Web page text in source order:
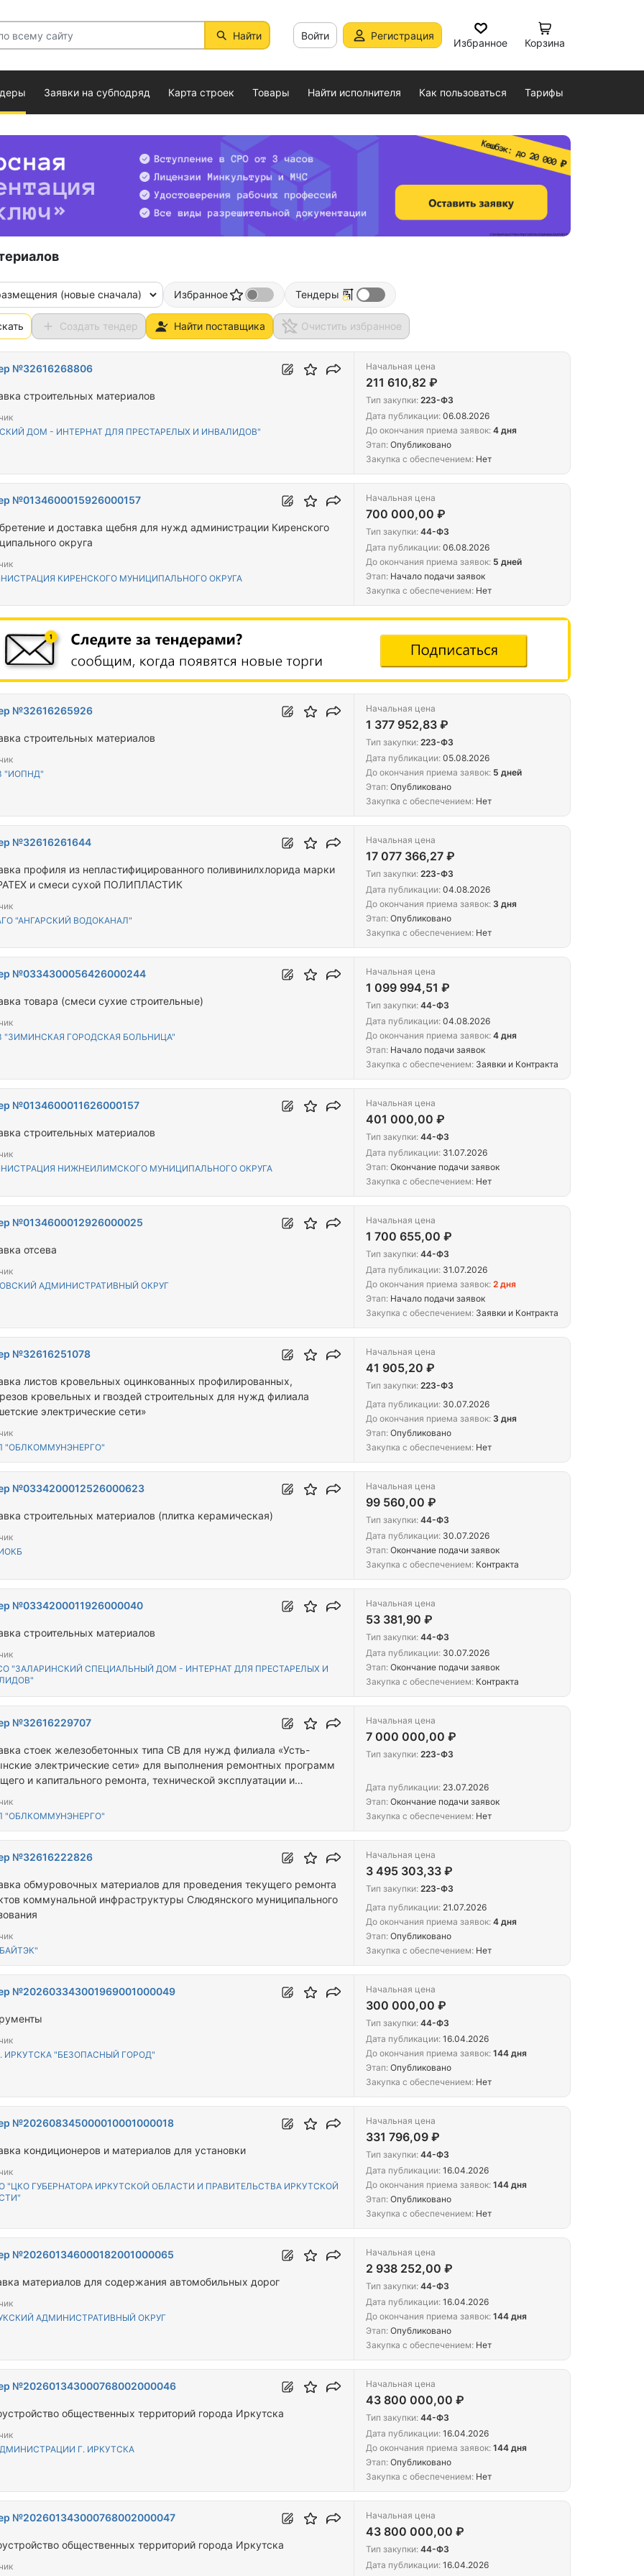
Найти Войти Регистрация
Избранное Корзина
Заявки на субподряд Карта строек Товары Найти исполнителя Как пользоваться Тарифы
(новые сначала) Избранное Тендеры
Создать тендер Найти поставщика Очистить избранное
№32616268806
строительных материалов
ДОМ - ИНТЕРНАТ ДЛЯ ПРЕСТАРЕЛЫХ И ИНВАЛИДОВ"
Начальная цена
211 610,82 ₽
Тип закупки: 223-ФЗ
Дата публикации: 06.08.2026
До окончания приема заявок: 4 дня
Этап: Опубликовано
Закупка с обеспечением: Нет
№0134600015926000157
и доставка щебня для нужд администрации Киренского
округа
КИРЕНСКОГО МУНИЦИПАЛЬНОГО ОКРУГА
Начальная цена
700 000,00 ₽
Тип закупки: 44-ФЗ
Дата публикации: 06.08.2026
До окончания приема заявок: 5 дней
Этап: Начало подачи заявок
Закупка с обеспечением: Нет
№32616265926
строительных материалов
"ИОПНД"
Начальная цена
1 377 952,83 ₽
Тип закупки: 223-ФЗ
Дата публикации: 05.08.2026
До окончания приема заявок: 5 дней
Этап: Опубликовано
Закупка с обеспечением: Нет
№32616261644
поливинилхлорида марки
и смеси сухой ПОЛИПЛАСТИК
"АНГАРСКИЙ ВОДОКАНАЛ"
Начальная цена
17 077 366,27 ₽
Тип закупки: 223-ФЗ
Дата публикации: 04.08.2026
До окончания приема заявок: 3 дня
Этап: Опубликовано
Закупка с обеспечением: Нет
№0334300056426000244
товара (смеси сухие строительные)
"ЗИМИНСКАЯ ГОРОДСКАЯ БОЛЬНИЦА"
Начальная цена
1 099 994,51 ₽
Тип закупки: 44-ФЗ
Дата публикации: 04.08.2026
До окончания приема заявок: 4 дня
Этап: Начало подачи заявок
Закупка с обеспечением: Заявки и Контракта
№0134600011626000157
строительных материалов
НИЖНЕИЛИМСКОГО МУНИЦИПАЛЬНОГО ОКРУГА
Начальная цена
401 000,00 ₽
Тип закупки: 44-ФЗ
Дата публикации: 31.07.2026
Этап: Окончание подачи заявок
Закупка с обеспечением: Нет
№0134600012926000025
отсева
АДМИНИСТРАТИВНЫЙ ОКРУГ
Начальная цена
1 700 655,00 ₽
Тип закупки: 44-ФЗ
Дата публикации: 31.07.2026
До окончания приема заявок: 2 дня
Этап: Начало подачи заявок
Закупка с обеспечением: Заявки и Контракта
№32616251078
листов кровельных оцинкованных профилированных,
кровельных и гвоздей строительных для нужд филиала
электрические сети»
"ОБЛКОММУНЭНЕРГО"
Начальная цена
41 905,20 ₽
Тип закупки: 223-ФЗ
Дата публикации: 30.07.2026
До окончания приема заявок: 3 дня
Этап: Опубликовано
Закупка с обеспечением: Нет
№0334200012526000623
строительных материалов (плитка керамическая)
Начальная цена
99 560,00 ₽
Тип закупки: 44-ФЗ
Дата публикации: 30.07.2026
Этап: Окончание подачи заявок
Закупка с обеспечением: Контракта
№0334200011926000040
строительных материалов
"ЗАЛАРИНСКИЙ СПЕЦИАЛЬНЫЙ ДОМ - ИНТЕРНАТ ДЛЯ ПРЕСТАРЕЛЫХ И
Начальная цена
53 381,90 ₽
Тип закупки: 44-ФЗ
Дата публикации: 30.07.2026
Этап: Окончание подачи заявок
Закупка с обеспечением: Контракта
№32616229707
стоек железобетонных типа СВ для нужд филиала «Усть-
электрические сети» для выполнения ремонтных программ
и капитального ремонта, технической эксплуатации и
"ОБЛКОММУНЭНЕРГО"
Начальная цена
7 000 000,00 ₽
Тип закупки: 223-ФЗ
Дата публикации: 23.07.2026
Этап: Окончание подачи заявок
Закупка с обеспечением: Нет
№32616222826
обмуровочных материалов для проведения текущего ремонта
коммунальной инфраструктуры Слюдянского муниципального
Начальная цена
3 495 303,33 ₽
Тип закупки: 223-ФЗ
Дата публикации: 21.07.2026
До окончания приема заявок: 4 дня
Этап: Опубликовано
Закупка с обеспечением: Нет
№202603343001969001000049
ИРКУТСКА "БЕЗОПАСНЫЙ ГОРОД"
Начальная цена
300 000,00 ₽
Тип закупки: 44-ФЗ
Дата публикации: 16.04.2026
До окончания приема заявок: 144 дня
Этап: Опубликовано
Закупка с обеспечением: Нет
№202608345000010001000018
кондиционеров и материалов для установки
"ЦКО ГУБЕРНАТОРА ИРКУТСКОЙ ОБЛАСТИ И ПРАВИТЕЛЬСТВА ИРКУТСКОЙ
Начальная цена
331 796,09 ₽
Тип закупки: 44-ФЗ
Дата публикации: 16.04.2026
До окончания приема заявок: 144 дня
Этап: Опубликовано
Закупка с обеспечением: Нет
№202601346000182001000065
материалов для содержания автомобильных дорог
АДМИНИСТРАТИВНЫЙ ОКРУГ
Начальная цена
2 938 252,00 ₽
Тип закупки: 44-ФЗ
Дата публикации: 16.04.2026
До окончания приема заявок: 144 дня
Этап: Опубликовано
Закупка с обеспечением: Нет
№202601343000768002000046
общественных территорий города Иркутска
Г. ИРКУТСКА
Начальная цена
43 800 000,00 ₽
Тип закупки: 44-ФЗ
Дата публикации: 16.04.2026
До окончания приема заявок: 144 дня
Этап: Опубликовано
Закупка с обеспечением: Нет
№202601343000768002000047
общественных территорий города Иркутска
Начальная цена
43 800 000,00 ₽
Тип закупки: 44-ФЗ
Дата публикации: 16.04.2026